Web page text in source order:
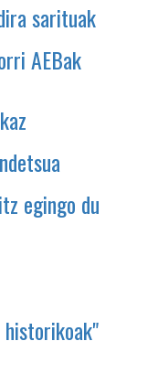
sarituak
AEBak
egingo du